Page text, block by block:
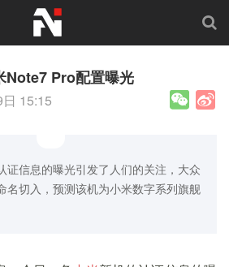
Note7 Pro配置曝光
15:15
证信息的曝光引发了人们的关注，大众
名切入，预测该机为小米数字系列旗舰